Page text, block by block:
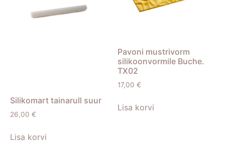
Silikomart tainarull suur
26,00 €
Lisa korvi
Pavoni mustrivorm
silikoonvormile Buche.
TX02
17,00 €
Lisa korvi